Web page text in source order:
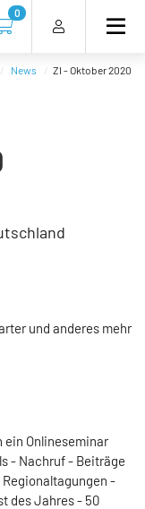
0
Zur Kasse gehen (0
News ZI - Oktober 2020
und anderes mehr
ein Onlineseminar
- Nachruf - Beiträge
-
des Jahres - 50